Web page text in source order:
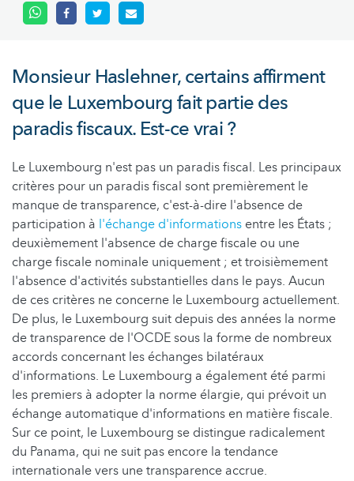
Monsieur Haslehner, certains affirment
que le Luxembourg fait partie des
paradis fiscaux. Est-ce vrai ?
Le Luxembourg n'est pas un paradis fiscal. Les principaux
critères pour un paradis fiscal sont premièrement le
manque de transparence, c'est-à-dire l'absence de
participation à l'échange d'informations entre les États ;
deuxièmement l'absence de charge fiscale ou une
charge fiscale nominale uniquement ; et troisièmement
l'absence d'activités substantielles dans le pays. Aucun
de ces critères ne concerne le Luxembourg actuellement.
De plus, le Luxembourg suit depuis des années la norme
de transparence de l'OCDE sous la forme de nombreux
accords concernant les échanges bilatéraux
d'informations. Le Luxembourg a également été parmi
les premiers à adopter la norme élargie, qui prévoit un
échange automatique d'informations en matière fiscale.
Sur ce point, le Luxembourg se distingue radicalement
du Panama, qui ne suit pas encore la tendance
internationale vers une transparence accrue.